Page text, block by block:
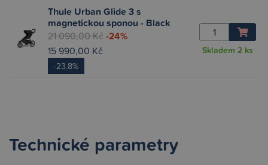
Thule Urban Glide 3 s
magnetickou sponou - Black
21 090,00 Kč-24%
15 990,00 Kč
-23.8%
Skladem 2 ks
Technické parametry